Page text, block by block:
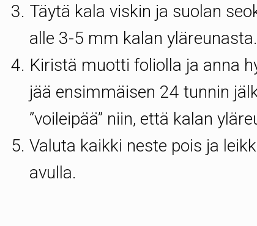
Täytä kala viskin ja suolan
alle 3-5 mm kalan
Kiristä muotti foliolla ja anna
jää ensimmäisen 24 tunnin
”voileipää” niin, että kalan
Valuta kaikki neste pois ja
avulla.